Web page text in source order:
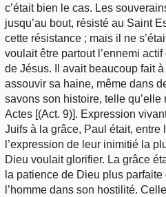
c’était bien le cas. Les
jusqu’au bout, résisté au Saint
cette résistance ; mais il ne
voulait être partout l’ennemi
de Jésus. Il avait beaucoup fait
assouvir sa haine, même dans
savons son histoire, telle
Actes [(Act. 9)]. Expression
Juifs à la grâce, Paul était, entre
l’expression de leur inimitié la
Dieu voulait glorifier. La grâce
la patience de Dieu plus
l’homme dans son hostilité.